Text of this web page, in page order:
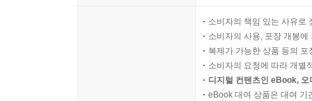
소비자의 책임 있는 사유로
소비자의 사용, 포장 개봉
복제가 가능한 상품 등의
소비자의 요청에 따라 개별
디지털 컨텐츠인 eBook,
eBook 대여 상품은 대여 기